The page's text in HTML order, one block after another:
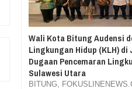
Wali Kota Bitung Audensi
Lingkungan Hidup (KLH)
Dugaan Pencemaran
Sulawesi Utara
BITUNG,